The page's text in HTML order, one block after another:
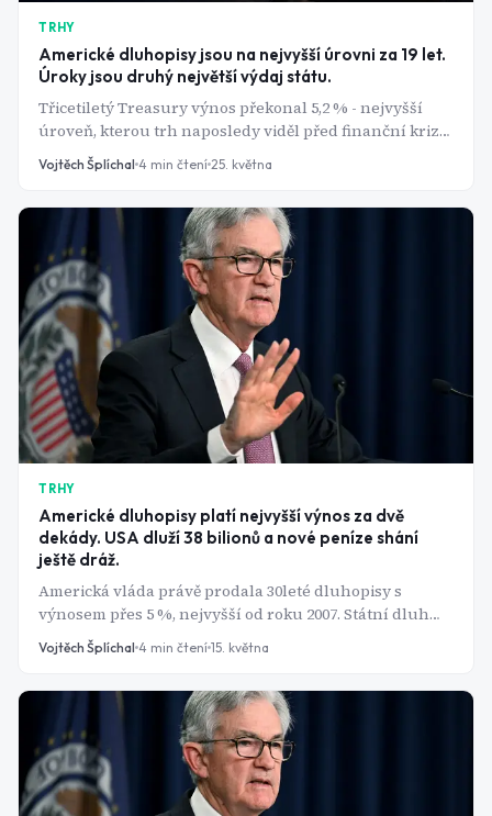
TRHY
Americké dluhopisy jsou na nejvyšší úrovni za 19 let.
Úroky jsou druhý největší výdaj státu.
Třicetiletý Treasury výnos překonal 5,2 % - nejvyšší
úroveň, kterou trh naposledy viděl před finanční krizí
v roce 2007. Za tím stojí tři věci zároveň: válka v Íránu,
která znovu roztočila inflaci, vládní deficit přesahující
věřit, že Washington situaci zvládne.
Vojtěch Šplíchal 4 min čtení 25. května
TRHY
Americké dluhopisy platí nejvyšší výnos za dvě
dekády. USA dluží 38 bilionů a nové peníze shání
ještě dráž.
Americká vláda právě prodala 30leté dluhopisy s
výnosem přes 5 %, nejvyšší od roku 2007. Státní dluh
přesáhl 39,25 bilionu dolarů (přibližně 809 bilionů
korun) a za jediný rok narostl o dalších 2,7 bilionu.
benzín v USA zdražil na historická maxima a Fed stojí
před volbou, která nemá dobré řešení. Důvěra
investorů v dlouhodobý americký dluh se začíná
otřásat a výnos 5 % je toho příznakem.
Vojtěch Šplíchal 4 min čtení 15. května